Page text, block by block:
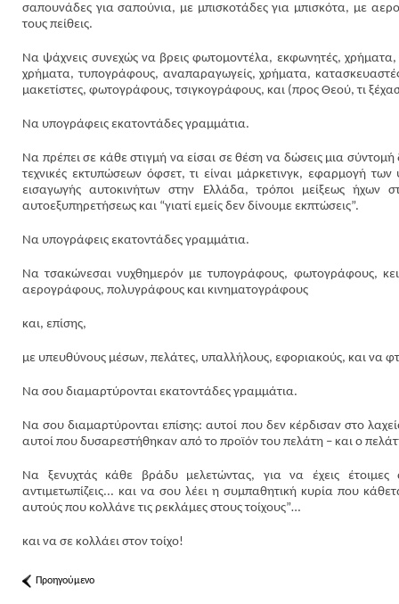
σαπουνάδες για σαπούνια, με μπισκοτάδες για μπισκότα, με
τους πείθεις.
Να ψάχνεις συνεχώς να βρεις φωτομοντέλα, εκφωνητές,
χρήματα, τυπογράφους, αναπαραγωγείς, χρήματα,
μακετίστες, φωτογράφους, τσιγκογράφους, και (προς Θεού, τι
Να υπογράφεις εκατοντάδες γραμμάτια.
Να πρέπει σε κάθε στιγμή να είσαι σε θέση να δώσεις μια
τεχνικές εκτυπώσεων όφσετ, τι είναι μάρκετινγκ, εφαρμογή
εισαγωγής αυτοκινήτων στην Ελλάδα, τρόποι μείξεως ήχων
αυτοεξυπηρετήσεως και “γιατί εμείς δεν δίνουμε εκπτώσεις”.
Να υπογράφεις εκατοντάδες γραμμάτια.
Να τσακώνεσαι νυχθημερόν με τυπογράφους, φωτογράφους,
αερογράφους, πολυγράφους και κινηματογράφους
και, επίσης,
με υπευθύνους μέσων, πελάτες, υπαλλήλους, εφοριακούς, και να
Να σου διαμαρτύρονται εκατοντάδες γραμμάτια.
Να σου διαμαρτύρονται επίσης: αυτοί που δεν κέρδισαν στο
αυτοί που δυσαρεστήθηκαν από το προϊόν του πελάτη – και ο
Να ξενυχτάς κάθε βράδυ μελετώντας, για να έχεις
αντιμετωπίζεις... και να σου λέει η συμπαθητική κυρία που
αυτούς που κολλάνε τις ρεκλάμες στους τοίχους”…
και να σε κολλάει στον τοίχο!
Προηγούμενο